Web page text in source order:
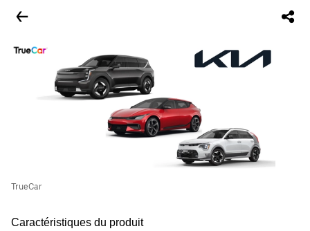
TrueCar
Caractéristiques du produit